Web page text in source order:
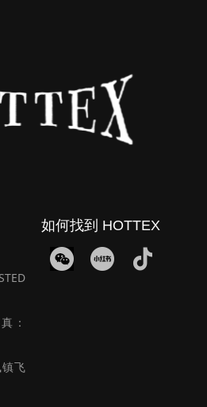
：
飞
如何找到 HOTTEX